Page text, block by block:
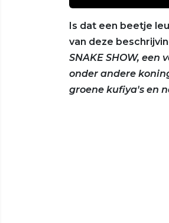
Is dat een beetje
van deze
SNAKE SHOW,
onder andere
groene kufiya's en